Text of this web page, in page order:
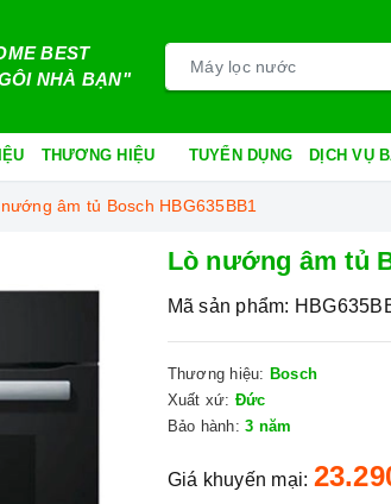
BEST
NHÀ BẠN"
THƯƠNG HIỆU TUYỂN DỤNG DỊCH VỤ
âm tủ Bosch HBG635BB1
Lò nướng âm tủ
Mã sản phẩm:
Thương hiệu: Bosch
Xuất xứ: Đức
Bảo hành: 3 năm
Giá khuyến mại: